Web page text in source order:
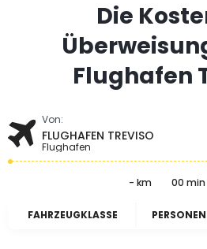
Die
Flughafen
Von:
FLUGHAFEN TREVISO
Flughafen
- km 00 min
FAHRZEUGKLASSE PERSONEN